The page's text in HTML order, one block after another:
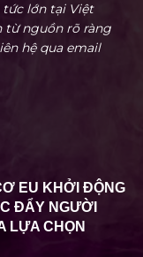
lớn tại Việt
từ nguồn rõ ràng
hệ qua email
EU KHỞI ĐỘNG
ĐẨY NGƯỜI
LỰA CHỌN